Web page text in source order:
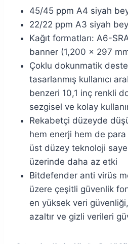
45/45 ppm A4 siyah
22/22 ppm A3 siyah
Kağıt formatları: A6-
banner (1,200 x 297
Çoklu dokunmatik
tasarlanmış kullanıcı
benzeri 10,1 inç renkli
sezgisel ve kolay
Rekabetçi düzeyde
hem enerji hem de
üst düzey teknoloji
üzerinde daha az etki
Bitdefender anti virüs
üzere çeşitli güvenlik
en yüksek veri
azaltır ve gizli verileri